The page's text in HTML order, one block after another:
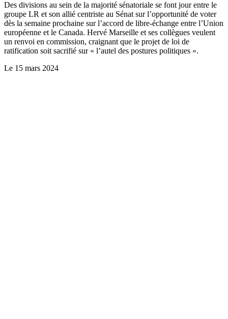
Des divisions au sein de la majorité sénatoriale se font jour entre le
groupe LR et son allié centriste au Sénat sur l’opportunité de voter
dès la semaine prochaine sur l’accord de libre-échange entre l’Union
européenne et le Canada. Hervé Marseille et ses collègues veulent
un renvoi en commission, craignant que le projet de loi de
ratification soit sacrifié sur « l’autel des postures politiques ».
Le 15 mars 2024